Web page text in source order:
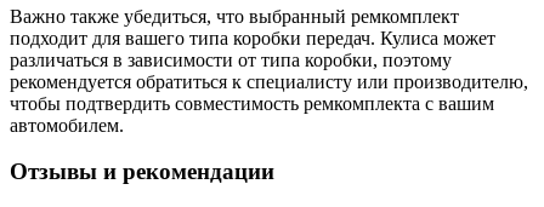
Важно также убедиться, что выбранный ремкомплект
подходит для вашего типа коробки передач. Кулиса может
различаться в зависимости от типа коробки, поэтому
рекомендуется обратиться к специалисту или производителю,
чтобы подтвердить совместимость ремкомплекта с вашим
автомобилем.
Отзывы и рекомендации